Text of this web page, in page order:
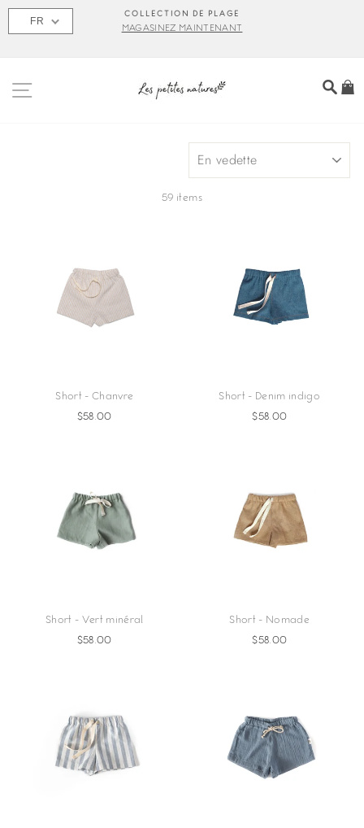
Passer
COLLECTION DE PLAGE
MAGASINEZ MAINTENANT
59 items
Short - Chanvre
$58.00
Short - Denim indigo
$58.00
Short - Vert minéral
$58.00
Short - Nomade
$58.00
FR